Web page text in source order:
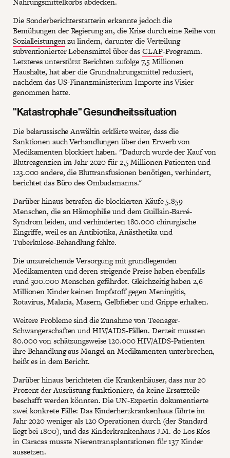
Die Sonderberichterstatterin erkannte jedoch die
Bemühungen der Regierung an, die Krise durch eine Reihe von
Sozialleistungenzu lindern, darunter die Verteilung
subventionierter Lebensmittel über dasCLAP-Programm.
Letzteres unterstützt Berichten zufolge 7,5 Millionen
Haushalte, hat aber die Grundnahrungsmittel reduziert,
nachdem das US-Finanzministerium Importe ins Visier
genommen hatte.
"Katastrophale" Gesundheitssituation
Die belarussische Anwältin erklärte weiter, dass die
Sanktionen auch Verhandlungen über den Erwerb von
Medikamenten blockiert haben. "Dadurch wurde der Kauf von
Blutreagenzien im Jahr 2020 für 2,5 Millionen Patienten und
123.000 andere, die Bluttransfusionen benötigen, verhindert,
berichtet das Büro des Ombudsmanns."
Darüber hinaus betrafen die blockierten Käufe 5.859
Menschen, die an Hämophilie und dem Guillain-Barré-
Syndrom leiden, und verhinderten 180.000 chirurgische
Eingriffe, weil es an Antibiotika, Anästhetika und
Tuberkulose-Behandlung fehlte.
Die unzureichende Versorgung mit grundlegenden
Medikamenten und deren steigende Preise haben ebenfalls
rund 300.000 Menschen gefährdet. Gleichzeitig haben 2,6
Millionen Kinder keinen Impfstoff gegen Meningitis,
Rotavirus, Malaria, Masern, Gelbfieber und Grippe erhalten.
Weitere Probleme sind die Zunahme von Teenager-
Schwangerschaften und HIV/AIDS-Fällen. Derzeit mussten
80.000 von schätzungsweise 120.000 HIV/AIDS-Patienten
ihre Behandlung aus Mangel an Medikamenten unterbrechen,
heißt es in dem Bericht.
Darüber hinaus berichteten die Krankenhäuser, dass nur 20
Prozent der Ausrüstung funktioniere, da keine Ersatzteile
beschafft werden könnten. Die UN-Expertin dokumentierte
zwei konkrete Fälle: Das Kinderherzkrankenhaus führte im
Jahr 2020 weniger als 120 Operationen durch (der Standard
liegt bei 1800), und das Kinderkrankenhaus J.M. de Los Ríos
in Caracas musste Nierentransplantationen für 137 Kinder
aussetzen.